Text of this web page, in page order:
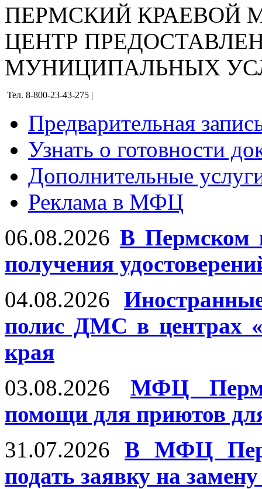
ПЕРМСКИЙ КРАЕВОЙ
ЦЕНТР
МУНИЦИПАЛЬНЫХ
Тел. 8-800-23-43-275 |
Предварительная
Узнать о готовности
Дополнительные
Реклама в МФЦ
06.08.2026 В Пермском
получения
04.08.2026
полис ДМС в центрах
края
03.08.2026
МФЦ
помощи для приютов
31.07.2026
В МФЦ
подать заявку на